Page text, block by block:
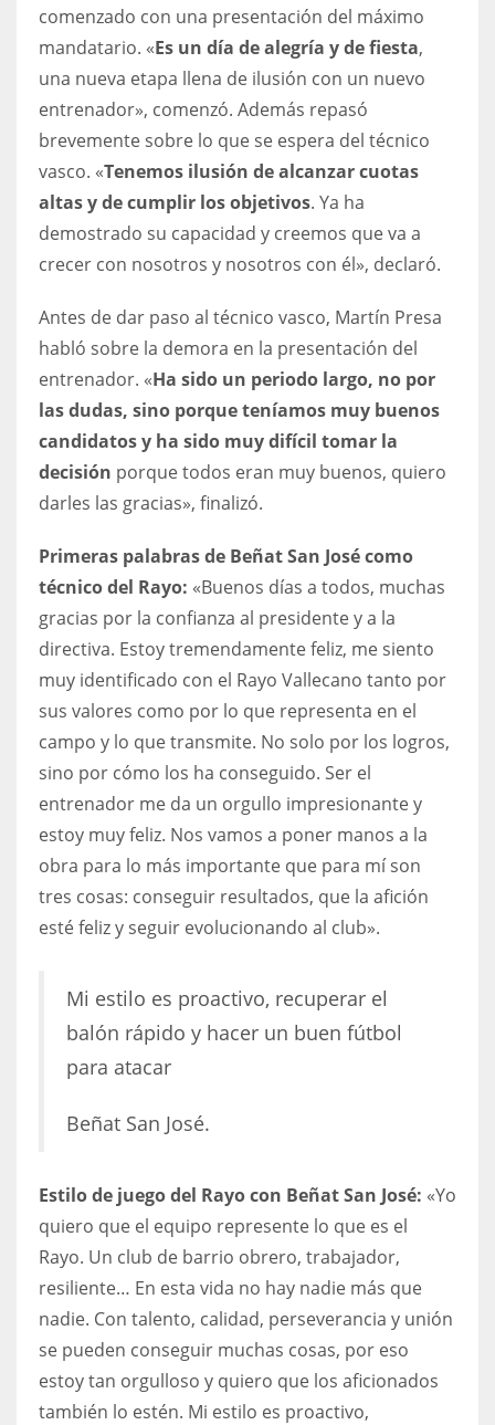
20
NE
16
OAK
19
24
17
22
WSH
26
comenzado con una presentación del máximo
mandatario. «Es un día de alegría y de fiesta,
una nueva etapa llena de ilusión con un nuevo
entrenador», comenzó. Además repasó
brevemente sobre lo que se espera del técnico
vasco. «Tenemos ilusión de alcanzar cuotas
altas y de cumplir los objetivos. Ya ha
demostrado su capacidad y creemos que va a
crecer con nosotros y nosotros con él», declaró.
Antes de dar paso al técnico vasco, Martín Presa
habló sobre la demora en la presentación del
entrenador. «Ha sido un periodo largo, no por
las dudas, sino porque teníamos muy buenos
candidatos y ha sido muy difícil tomar la
decisión porque todos eran muy buenos, quiero
darles las gracias», finalizó.
Primeras palabras de Beñat San José como
técnico del Rayo: «Buenos días a todos, muchas
gracias por la confianza al presidente y a la
directiva. Estoy tremendamente feliz, me siento
muy identificado con el Rayo Vallecano tanto por
sus valores como por lo que representa en el
campo y lo que transmite. No solo por los logros,
sino por cómo los ha conseguido. Ser el
entrenador me da un orgullo impresionante y
estoy muy feliz. Nos vamos a poner manos a la
obra para lo más importante que para mí son
tres cosas: conseguir resultados, que la afición
esté feliz y seguir evolucionando al club».
Mi estilo es proactivo, recuperar el
balón rápido y hacer un buen fútbol
para atacar
Beñat San José.
Estilo de juego del Rayo con Beñat San José: «Yo
quiero que el equipo represente lo que es el
Rayo. Un club de barrio obrero, trabajador,
resiliente… En esta vida no hay nadie más que
nadie. Con talento, calidad, perseverancia y unión
se pueden conseguir muchas cosas, por eso
estoy tan orgulloso y quiero que los aficionados
también lo estén. Mi estilo es proactivo,